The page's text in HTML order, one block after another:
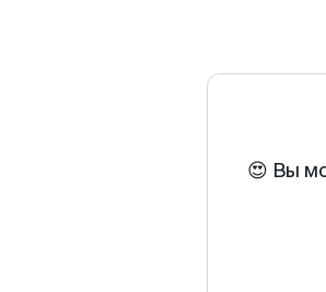
😍 Вы